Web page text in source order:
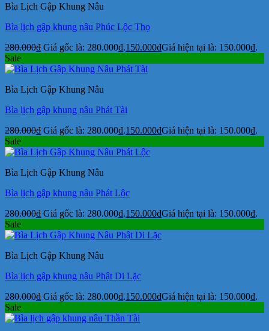
Bìa Lịch Gập Khung Nâu
Bìa lịch gập khung nâu Phúc Lộc Thọ
280.000₫ Giá gốc là: 280.000₫.150.000₫Giá hiện tại là: 150.000₫.
Sale
Bìa Lịch Gập Khung Nâu
Bìa lịch gập khung nâu Phát Tài
280.000₫ Giá gốc là: 280.000₫.150.000₫Giá hiện tại là: 150.000₫.
Sale
Bìa Lịch Gập Khung Nâu
Bìa lịch gập khung nâu Phát Lộc
280.000₫ Giá gốc là: 280.000₫.150.000₫Giá hiện tại là: 150.000₫.
Sale
Bìa Lịch Gập Khung Nâu
Bìa lịch gập khung nâu Phật Di Lặc
280.000₫ Giá gốc là: 280.000₫.150.000₫Giá hiện tại là: 150.000₫.
Sale